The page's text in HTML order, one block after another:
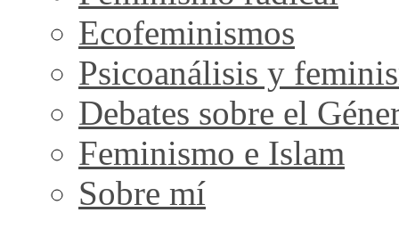
Ecofeminismos
Psicoanálisis y
Debates sobre el
Feminismo e Islam
Sobre mí